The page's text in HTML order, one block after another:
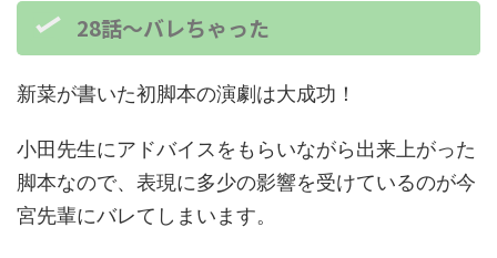
28話～バレちゃった
新菜が書いた初脚本の演劇は大成功！
小田先生にアドバイスをもらいながら出来上がった
脚本なので、表現に多少の影響を受けているのが今
宮先輩にバレてしまいます。